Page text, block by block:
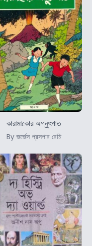
কারামাকোর অগ্নুৎপাত
By জর্জেস প্রসপার রেমি